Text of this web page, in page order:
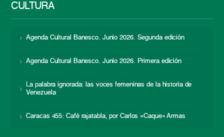
CULTURA
Agenda Cultural Banesco. Junio 2026. Segunda edición
Agenda Cultural Banesco. Junio 2026. Primera edición
La palabra ignorada: las voces femeninas de la historia de
Venezuela
Caracas 455: Café rajatabla, por Carlos «Caque» Armas